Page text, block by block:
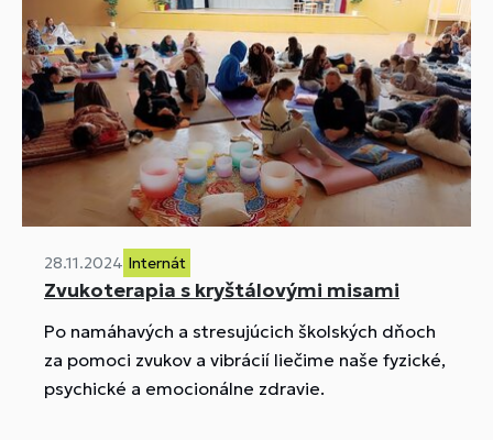
28.11.2024 Internát
Zvukoterapia s kryštálovými misami
Po namáhavých a stresujúcich školských dňoch
za pomoci zvukov a vibrácií liečime naše fyzické,
psychické a emocionálne zdravie.